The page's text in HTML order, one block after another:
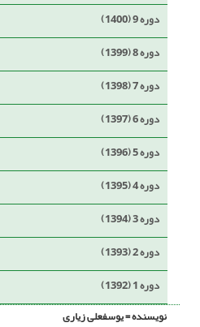
دوره 9 (1400)
دوره 8 (1399)
دوره 7 (1398)
دوره 6 (1397)
دوره 5 (1396)
دوره 4 (1395)
دوره 3 (1394)
دوره 2 (1393)
دوره 1 (1392)
نویسنده =یوسفعلی زیاری